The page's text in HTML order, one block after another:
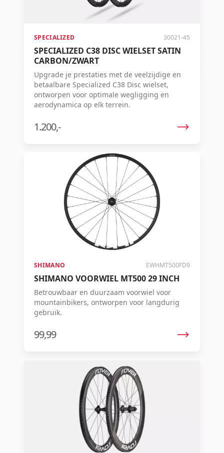
SPECIALIZED 30021-45
SPECIALIZED C38 DISC WIELSET SATIN
CARBON/ZWART
Upgrade je prestaties met de veelzijdige en
betaalbare Specialized C38 Disc wielset,
ontworpen voor optimale wegligging en
aerodynamica op elk terrein.
1.200,-
SHIMANO EWHMT500FD9
SHIMANO VOORWIEL MT500 29 INCH
Betrouwbaar en duurzaam voorwiel voor
mountainbikers, ontworpen voor langdurig
gebruik.
99,99